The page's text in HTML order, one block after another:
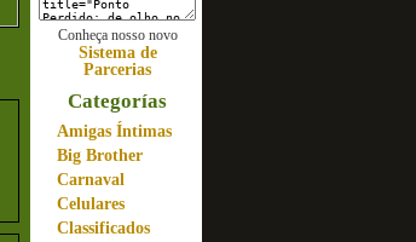
Conheça nosso novo
Sistema de
Parcerias
Categorías
Amigas Íntimas
Big Brother
Carnaval
Celulares
Classificados